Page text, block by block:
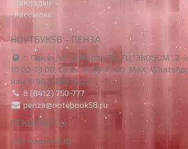
Закладки
Рассылка
НОУТБУК58 - ПЕНЗА
г. Пенза, ул. 8 Марта 7Б, ТЦ "ЭКОНОМ"
10:00-19:00, Сб,Вс 10:00-15:00. MAX,
или 8-902-206-6227
8 (8412) 750-777
penza@notebook58.ru
РЕКВИЗИТЫ
ИП Ручкин А.Ю.